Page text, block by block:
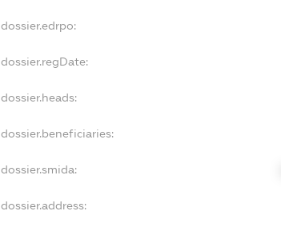
dossier.edrpo:
dossier.regDate:
dossier.heads:
dossier.beneficiaries:
dossier.smida:
dossier.address: